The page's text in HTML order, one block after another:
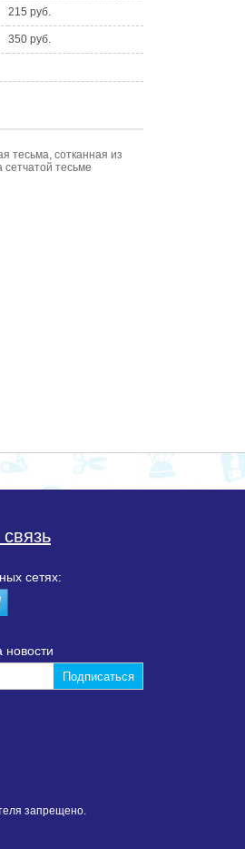
215 руб.
350 руб.
тесьма, сотканная из
тесьме
сетях:
запрещено.